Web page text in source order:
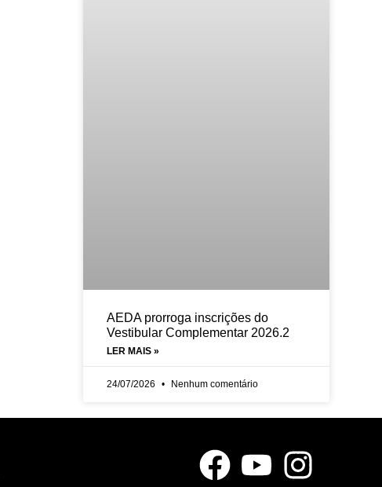
AEDA prorroga inscrições do
Vestibular Complementar 2026.2
LER MAIS »
24/07/2026 Nenhum comentário